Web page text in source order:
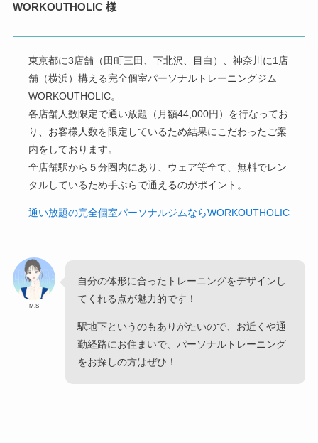
WORKOUTHOLIC 様
東京都に3店舗（田町三田、下北沢、目白）、神奈川に1店
舗（横浜）構える完全個室パーソナルトレーニングジム
WORKOUTHOLIC。
各店舗人数限定で通い放題（月額44,000円）を行なってお
り、お客様人数を限定しているため結果にこだわったご案
内をしております。
全店舗駅から５分圏内にあり、ウェア等全て、無料でレン
タルしているため手ぶらで通えるのがポイント。
通い放題の完全個室パーソナルジムならWORKOUTHOLIC
M.S
自分の体形に合ったトレーニングをデザインし
てくれる点が魅力的です！
駅地下というのもありがたいので、お近くや通
勤経路にお住まいで、パーソナルトレーニング
をお探しの方はぜひ！